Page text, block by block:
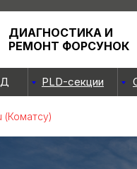
PLD-секции
ДИАГНОСТИКА И
РЕМОНТ ФОРСУНОК
(Коматсу)